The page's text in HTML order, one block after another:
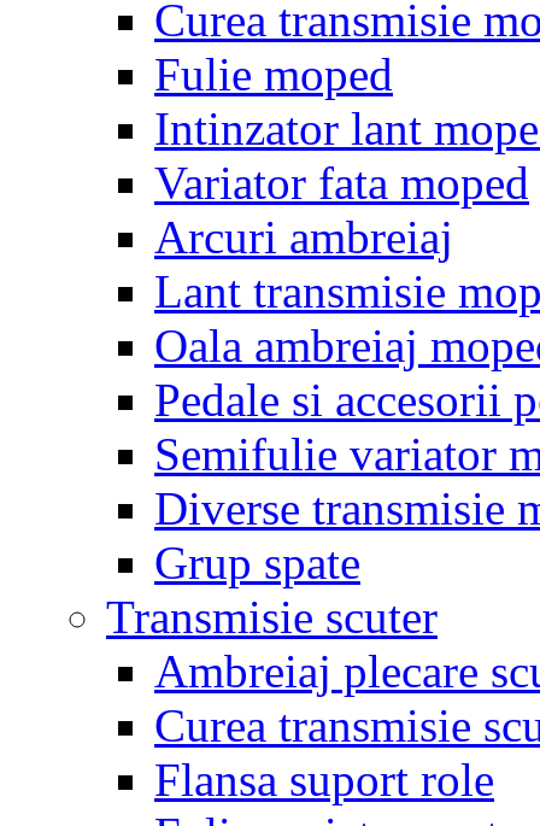
Curea transmisie
Fulie moped
Intinzator lant
Variator fata moped
Arcuri ambreiaj
Lant transmisie
Oala ambreiaj
Pedale si accesorii
Semifulie variator
Diverse transmisie
Grup spate
Transmisie scuter
Ambreiaj plecare
Curea transmisie
Flansa suport role